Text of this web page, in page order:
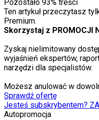
Pozostało 93% treści
Ten artykuł przeczytasz
Premium.
Skorzystaj z PROMOCJI
Zyskaj nielimitowany
wyjaśnień ekspertów,
narzędzi dla specjalistów.
Możesz anulować w
Sprawdź ofertę
Jesteś subskrybentem?
Autopromocja